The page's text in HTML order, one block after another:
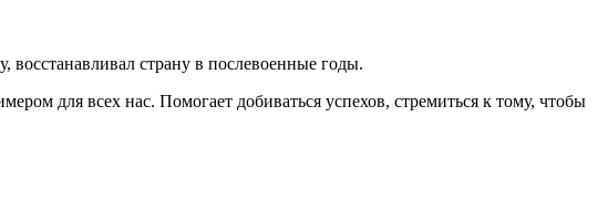
восстанавливал страну в послевоенные годы.
для всех нас. Помогает добиваться успехов, стремиться к тому, чтобы